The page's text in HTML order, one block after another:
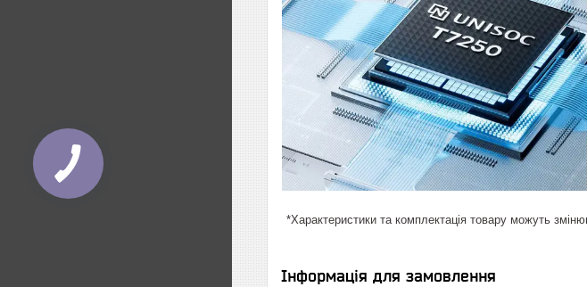
*Характеристики та комплектація товару можуть
Інформація для замовлення